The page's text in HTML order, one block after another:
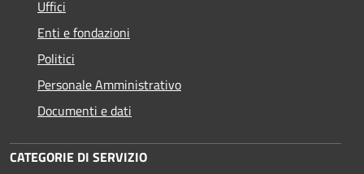
Uffici
Enti e fondazioni
Politici
Personale Amministrativo
Documenti e dati
CATEGORIE DI SERVIZIO